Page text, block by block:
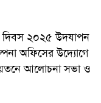
দিবস ২০২৫ উদযাপন
অফিসের উদ্যোগে
আলোচনা সভা ও